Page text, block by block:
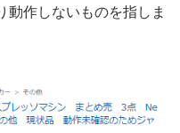
動作しないものを指しま